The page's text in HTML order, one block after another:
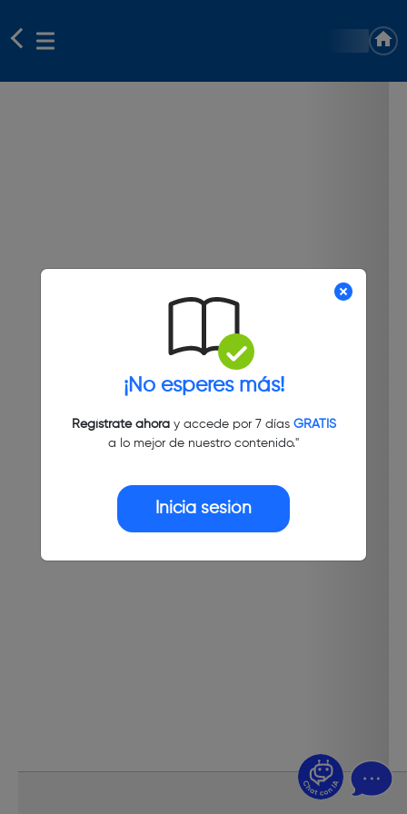
¡No esperes más!
Regístrate ahoray accede por 7 días GRATIS
a lo mejor de nuestro contenido."
Inicia sesión